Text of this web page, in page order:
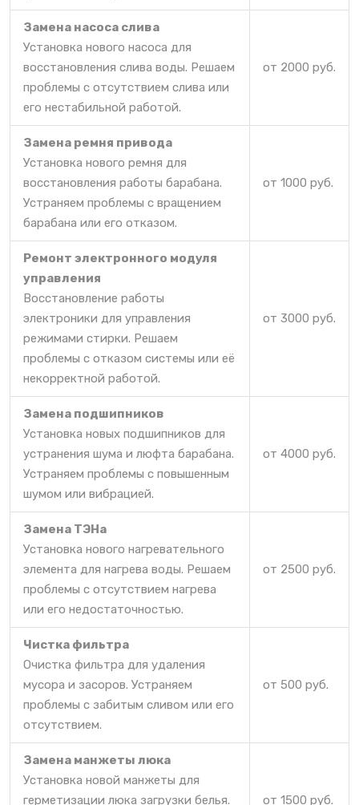
Замена насоса слива
Установка нового насоса для
восстановления слива воды. Решаем
проблемы с отсутствием слива или
его нестабильной работой.
от 2000 руб.
Замена ремня привода
Установка нового ремня для
восстановления работы барабана.
Устраняем проблемы с вращением
барабана или его отказом.
от 1000 руб.
Ремонт электронного модуля
управления
Восстановление работы
электроники для управления
режимами стирки. Решаем
проблемы с отказом системы или её
некорректной работой.
от 3000 руб.
Замена подшипников
Установка новых подшипников для
устранения шума и люфта барабана.
Устраняем проблемы с повышенным
шумом или вибрацией.
от 4000 руб.
Замена ТЭНа
Установка нового нагревательного
элемента для нагрева воды. Решаем
проблемы с отсутствием нагрева
или его недостаточностью.
от 2500 руб.
Чистка фильтра
Очистка фильтра для удаления
мусора и засоров. Устраняем
проблемы с забитым сливом или его
отсутствием.
от 500 руб.
Замена манжеты люка
Установка новой манжеты для
герметизации люка загрузки белья.
от 1500 руб.